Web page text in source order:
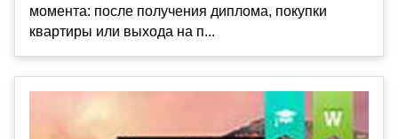
момента: после получения диплома, покупки
квартиры или выхода на п...